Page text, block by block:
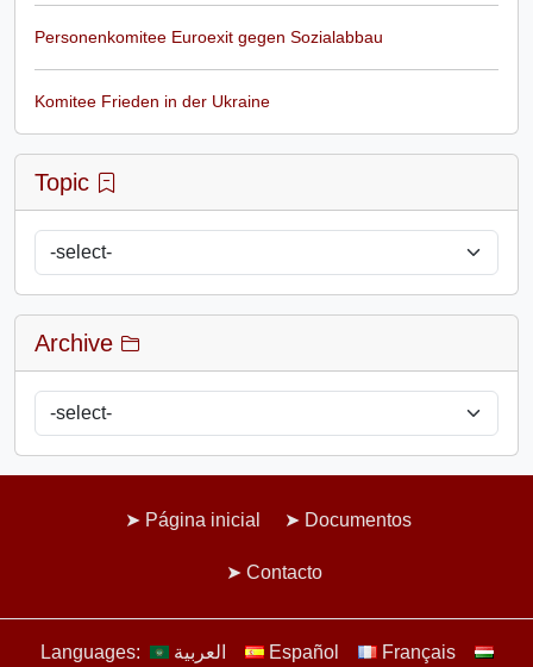
Personenkomitee Euroexit gegen Sozialabbau
Komitee Frieden in der Ukraine
Topic
Archive
Página inicial Documentos
Contacto
Languages: العربية Español Français